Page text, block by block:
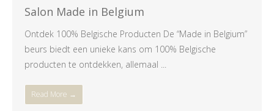
Salon Made in Belgium
Ontdek 100% Belgische Producten De “Made in Belgium”
beurs biedt een unieke kans om 100% Belgische
producten te ontdekken, allemaal ...
Read More →